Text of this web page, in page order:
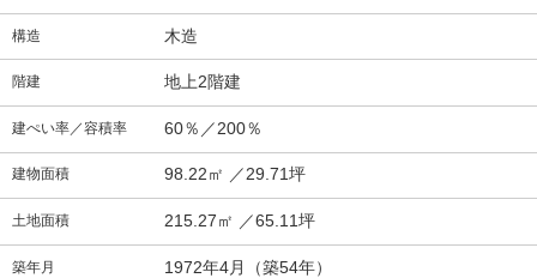
構造 木造
階建 地上2階建
建ぺい率／容積率 60％／200％
建物面積 98.22㎡ ／29.71坪
土地面積 215.27㎡ ／65.11坪
築年月 1972年4月（築54年）